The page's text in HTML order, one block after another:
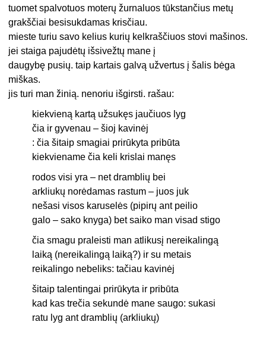
tuomet spalvotuos moterų žurnaluos tūkstančius metų
grakščiai besisukdamas krisčiau.
mieste turiu savo kelius kurių kelkraščiuos stovi mašinos.
jei staiga pajudėtų išsivežtų mane į
daugybę pusių. taip kartais galvą užvertus į šalis bėga
miškas.
jis turi man žinią. nenoriu išgirsti. rašau:
kiekvieną kartą užsukęs jaučiuos lyg
čia ir gyvenau – šioj kavinėj
: čia šitaip smagiai prirūkyta pribūta
kiekviename čia keli krislai manęs
rodos visi yra – net dramblių bei
arkliukų norėdamas rastum – juos juk
nešasi visos karuselės (pipirų ant peilio
galo – sako knyga) bet saiko man visad stigo
čia smagu praleisti man atlikusį nereikalingą
laiką (nereikalingą laiką?) ir su metais
reikalingo nebeliks: tačiau kavinėj
šitaip talentingai prirūkyta ir pribūta
kad kas trečia sekundė mane saugo: sukasi
ratu lyg ant dramblių (arkliukų)